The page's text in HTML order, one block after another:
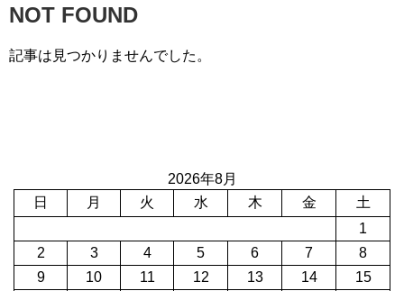
NOT FOUND
記事は見つかりませんでした。
2026年8月
日
月 火 水 木 金
土
1
2
3 4 5 6 7
8
9
10 11 12 13 14 15